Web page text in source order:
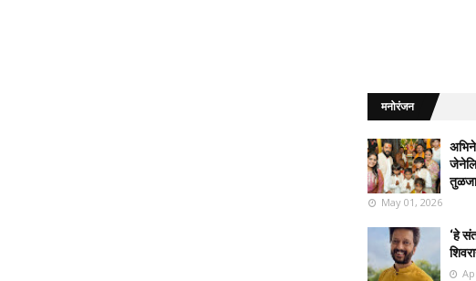
मनोरंजन
May 01, 2026
‘हे